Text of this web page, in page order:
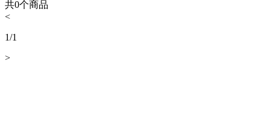
共0个商品
<
1/1
>